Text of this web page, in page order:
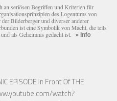
an seriösen Begriffen und Kriterien für
des Logentums von
Bilderberger und diverser anderer
ist eine Symbolik von Macht, die teils
als Geheimnis gedacht ist. » Info
EPISODE In Front Of THE
watch?